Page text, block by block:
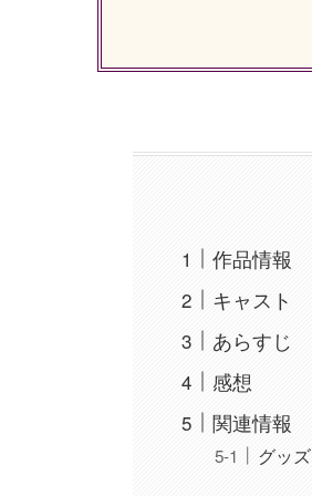
作品情報
キャスト
あらすじ
感想
関連情報
グッズ